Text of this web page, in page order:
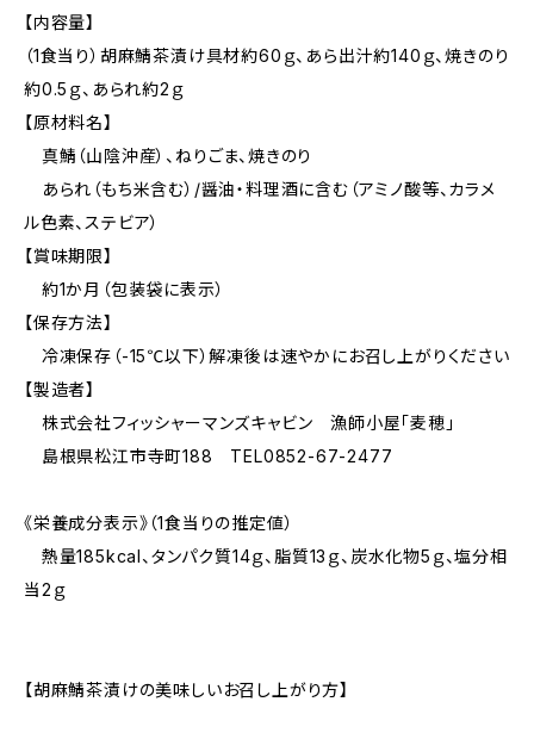
【内容量】
（1食当り）胡麻鯖茶漬け具材約60ｇ、あら出汁約140ｇ、焼きのり
約0.5ｇ、あられ約2ｇ
【原材料名】
真鯖（山陰沖産）、ねりごま、焼きのり
あられ（もち米含む）/醤油・料理酒に含む（アミノ酸等、カラメ
ル色素、ステビア）
【賞味期限】
約1か月（包装袋に表示）
【保存方法】
冷凍保存（-15℃以下）解凍後は速やかにお召し上がりください
【製造者】
株式会社フィッシャーマンズキャビン 漁師小屋「麦穂」
島根県松江市寺町188 TEL0852-67-2477
《栄養成分表示》（1食当りの推定値）
熱量185kcal、タンパク質14ｇ、脂質13ｇ、炭水化物5ｇ、塩分相
当2ｇ
【胡麻鯖茶漬けの美味しいお召し上がり方】